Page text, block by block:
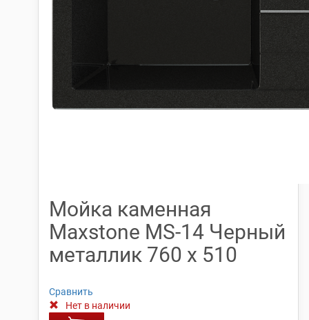
Мойка каменная
Maxstone МS-14 Черный
металлик 760 х 510
Сравнить
Нет в наличии